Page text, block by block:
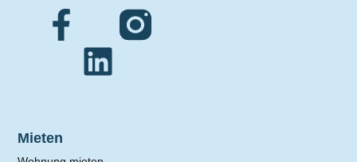
Mieten